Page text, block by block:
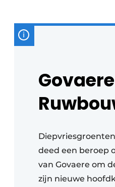
deed een beroep
van Govaere om
zijn nieuwe